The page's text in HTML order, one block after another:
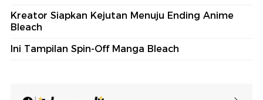
Kreator Siapkan Kejutan Menuju Ending Anime
Bleach
Ini Tampilan Spin-Off Manga Bleach